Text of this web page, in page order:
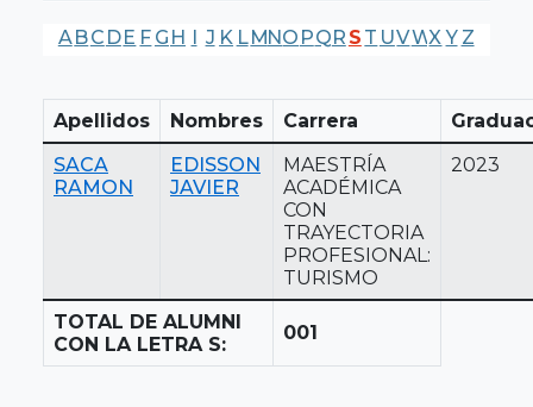
A BC DE F G H I J K LMNO PQR S T UVWX Y Z
Apellidos Nombres Carrera
SACA
RAMON
EDISSON
JAVIER
MAESTRÍA
ACADÉMICA
CON
TRAYECTORIA
PROFESIONAL:
TURISMO
2023
TOTAL DE ALUMNI
CON LA LETRA S:
001